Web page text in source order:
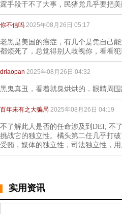
霆手段干不了大事，民猪党几乎要把
你不信吗 2025年08月26日 05:17
老黑是美国的癌症，有几个是凭自己
都烦死了，总觉得别人歧视你，看看
drlaopan 2025年08月26日 04:32
黑鬼真丑，看着就臭烘烘的，眼睛周
百年未有之大骗局 2025年08月26日 04:19
不了解此人是否的任命涉及到DEI, 不
挑战它的独立性。橘头第二任几乎打
受贿，媒体的独立性，司法独立性，
实用资讯